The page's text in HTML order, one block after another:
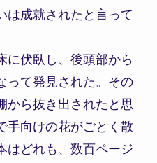
は成就されたと言って
伏臥し、後頭部から
って発見された。その
から抜き出されたと思
手向けの花がごとく散
はどれも、数百ページ